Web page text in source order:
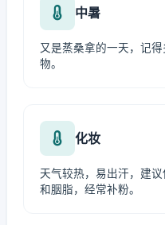
中暑
又是蒸桑拿的一天，记
物。
化妆
天气较热，易出汗，建
和胭脂，经常补粉。